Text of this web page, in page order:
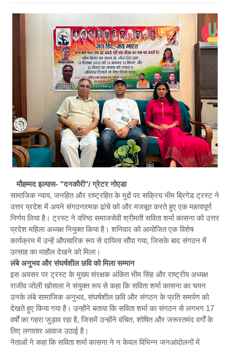
मौहम्मद इल्यास- "दनकौरी"/ ग्रेटर नोएडा
सामाजिक न्याय, जनहित और राष्ट्रहित के मुद्दों पर सक्रिय भीम ब्रिगेड ट्रस्ट ने
उत्तर प्रदेश में अपने संगठनात्मक ढांचे को और मजबूत करते हुए एक महत्वपूर्ण
निर्णय लिया है। ट्रस्ट ने वरिष्ठ समाजसेवी श्रीमती सविता शर्मा कासना को उत्तर
प्रदेश महिला अध्यक्ष नियुक्त किया है। शनिवार को आयोजित एक विशेष
कार्यक्रम में उन्हें औपचारिक रूप से दायित्व सौंपा गया, जिसके बाद संगठन में
उत्साह का माहौल देखने को मिला।
लंबे अनुभव और संघर्षशील छवि को मिला सम्मान
इस अवसर पर ट्रस्ट के मुख्य संरक्षक अंकित भीम सिंह और राष्ट्रीय अध्यक्ष
राजीव जोली खोसला ने संयुक्त रूप से कहा कि सविता शर्मा कासना का चयन
उनके लंबे सामाजिक अनुभव, संघर्षशील छवि और संगठन के प्रति समर्पण को
देखते हुए किया गया है। उन्होंने बताया कि सविता शर्मा का संगठन से लगभग 17
वर्षों का गहरा जुड़ाव रहा है, जिसमें उन्होंने वंचित, शोषित और जरूरतमंद वर्गों के
लिए लगातार आवाज उठाई है।
नेताओं ने कहा कि सविता शर्मा कासना ने न केवल विभिन्न जनआंदोलनों में